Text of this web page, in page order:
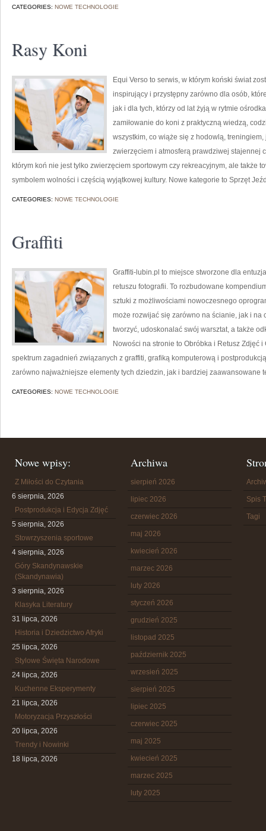
CATEGORIES: NOWE TECHNOLOGIE
Rasy Koni
Equi Verso to serwis, w którym koński świat
inspirujący i przystępny zarówno dla osób,
jak i dla tych, którzy od lat żyją w rytmie
zamiłowanie do koni z praktyczną wiedzą,
wszystkim, co wiąże się z hodowlą,
zwierzęciem i atmosferą prawdziwej stajennej
którym koń nie jest tylko zwierzęciem sportowym czy rekreacyjnym, ale także
symbolem wolności i częścią wyjątkowej kultury. Nowe kategorie to Sprzęt
CATEGORIES: NOWE TECHNOLOGIE
Graffiti
Graffiti-lubin.pl to miejsce stworzone dla
retuszu fotografii. To rozbudowane
sztuki z możliwościami nowoczesnego
może rozwijać się zarówno na ścianie, jak i na
tworzyć, udoskonalać swój warsztat, a także
Nowości na stronie to Obróbka i Retusz Zdjęć
spektrum zagadnień związanych z graffiti, grafiką komputerową i
zarówno najważniejsze elementy tych dziedzin, jak i bardziej zaawansowane
CATEGORIES: NOWE TECHNOLOGIE
Nowe wpisy:
Z Miłości do Czytania
6 sierpnia, 2026
Postprodukcja i Edycja Zdjęć
5 sierpnia, 2026
Stowrzyszenia sportowe
4 sierpnia, 2026
Góry Skandynawskie
(Skandynawia)
3 sierpnia, 2026
Klasyka Literatury
31 lipca, 2026
Historia i Dziedzictwo Afryki
25 lipca, 2026
Stylowe Święta Narodowe
24 lipca, 2026
Kuchenne Eksperymenty
21 lipca, 2026
Motoryzacja Przyszłości
20 lipca, 2026
Trendy i Nowinki
18 lipca, 2026
Archiwa
sierpień 2026
lipiec 2026
czerwiec 2026
maj 2026
kwiecień 2026
marzec 2026
luty 2026
styczeń 2026
grudzień 2025
listopad 2025
październik 2025
wrzesień 2025
sierpień 2025
lipiec 2025
czerwiec 2025
maj 2025
kwiecień 2025
marzec 2025
luty 2025
Spis
Tagi